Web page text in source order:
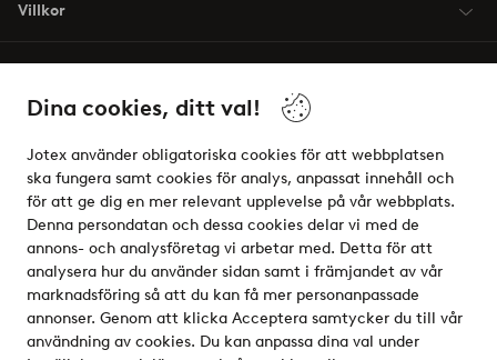
Dina cookies, ditt val!
Jotex använder obligatoriska cookies för att webbplatsen
ska fungera samt cookies för analys, anpassat innehåll och
för att ge dig en mer relevant upplevelse på vår webbplats.
Denna persondatan och dessa cookies delar vi med de
annons- och analysföretag vi arbetar med. Detta för att
analysera hur du använder sidan samt i främjandet av vår
marknadsföring så att du kan få mer personanpassade
annonser. Genom att klicka Acceptera samtycker du till vår
användning av cookies. Du kan anpassa dina val under
Villkor
Säkra betalningar - Betala direkt eller dela upp
Vill du veta mer om våra betalalternativ?
elpy